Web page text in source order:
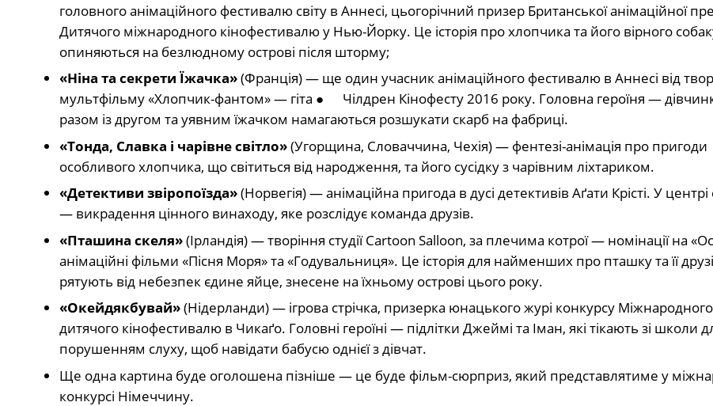
головного анімаційного фестивалю світу в Аннесі, цьогорічний призер Британської анімаційної
Дитячого міжнародного кінофестивалю у Нью-Йорку. Це історія про хлопчика та його вірного
опиняються на безлюдному острові після шторму;
«Ніна та секрети Їжачка»(Франція) — ще один учасник анімаційного фестивалю в Аннесі від
мультфільму «Хлопчик-фантом» — гіта ● Чілдрен Кінофесту 2016 року. Головна героїня —
разом із другом та уявним їжачком намагаються розшукати скарб на фабриці.
«Тонда, Славка і чарівне світло»(Угорщина, Словаччина, Чехія) — фентезі-анімація про пригоди
особливого хлопчика, що світиться від народження, та його сусідку з чарівним ліхтариком.
«Детективи звіропоїзда»(Норвегія) — анімаційна пригода в дусі детективів Аґати Крісті. У
— викрадення цінного винаходу, яке розслідує команда друзів.
«Пташина скеля»(Ірландія) — творіння студії Cartoon Salloon, за плечима котрої — номінації на
анімаційні фільми «Пісня Моря» та «Годувальниця». Це історія для найменших про пташку та її
рятують від небезпек єдине яйце, знесене на їхньому острові цього року.
«Окейдякбувай»(Нідерланди) — ігрова стрічка, призерка юнацького журі конкурсу Міжнародного
дитячого кінофестивалю в Чикаґо. Головні героїні — підлітки Джеймі та Іман, які тікають зі школи
порушенням слуху, щоб навідати бабусю однієї з дівчат.
Ще одна картина буде оголошена пізніше — це буде фільм-сюрприз, який представлятиме у
конкурсі Німеччину.